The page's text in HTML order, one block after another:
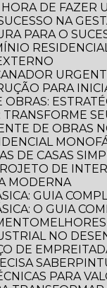
DE FAZER
NA
PARA O
PARA
DE OBRAS
DE CASAS
DE
MODERNA
GUIA
O GUIA
NO
DE
SABER
PARA